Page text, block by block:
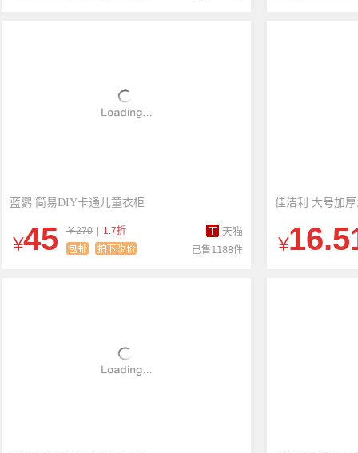
蓝鹦 简易DIY卡通儿童衣柜
￥45 天猫
￥270
1.7折
已售1188件
佳洁利 大号加
￥